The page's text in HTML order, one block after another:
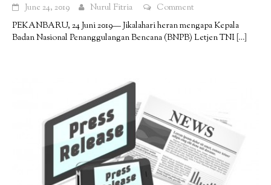
June 24, 2019 Nurul Fitria
Comment
PEKANBARU, 24 Juni 2019— Jikalahari heran mengapa Kepala
Badan Nasional Penanggulangan Bencana (BNPB) Letjen TNI […]